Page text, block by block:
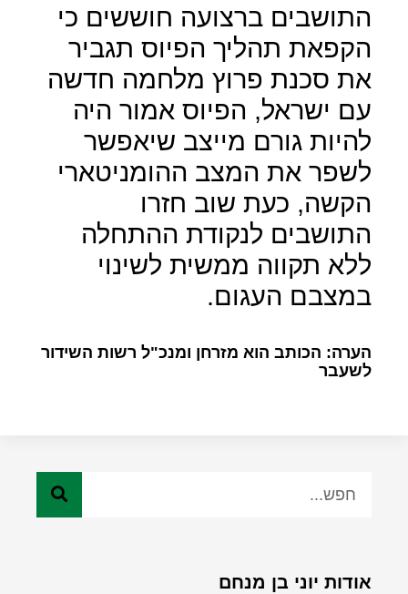
התושבים ברצועה חוששים כי
הקפאת תהליך הפיוס תגביר
את סכנת פרוץ מלחמה חדשה
עם ישראל, הפיוס אמור היה
להיות גורם מייצב שיאפשר
לשפר את המצב ההומניטארי
הקשה, כעת שוב חזרו
התושבים לנקודת ההתחלה
ללא תקווה ממשית לשינוי
במצבם העגום.
הערה: הכותב הוא מזרחן ומנכ"ל רשות השידור
לשעבר
אודות יוני בן מנחם